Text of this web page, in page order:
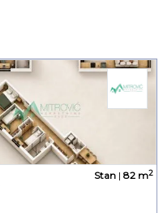
Stan| 82 m2